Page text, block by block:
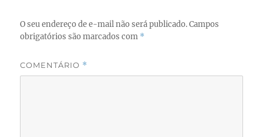
O seu endereço de e-mail não será publicado. Campos
obrigatórios são marcados com *
COMENTÁRIO *